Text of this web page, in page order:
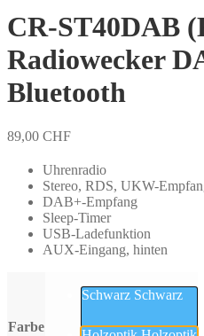
CR-ST40DAB
Radiowecker
Bluetooth
89,00 CHF
Uhrenradio
Stereo, RDS, UKW-
DAB+-Empfang
Sleep-Timer
USB-Ladefunktion
AUX-Eingang, hinten
Farbe
Schwarz Schwarz